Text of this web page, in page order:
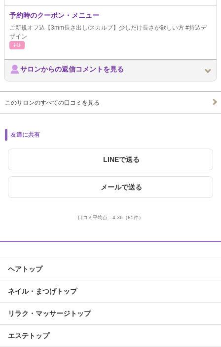
予約時のクーポン・メニュー
ご新規オフ込【3mm長さ出し/スカルプ】少しだけ長さが欲しい方 #持込デ
ザイン
ﾈｲﾙ
サロンからの返信コメントを見る
このサロンのすべての口コミを見る
友達に共有
LINEで送る
メールで送る
口コミ平均点： 4.36 （85件）
ヘアトップ
ネイル・まつげトップ
リラク・マッサージトップ
エステトップ